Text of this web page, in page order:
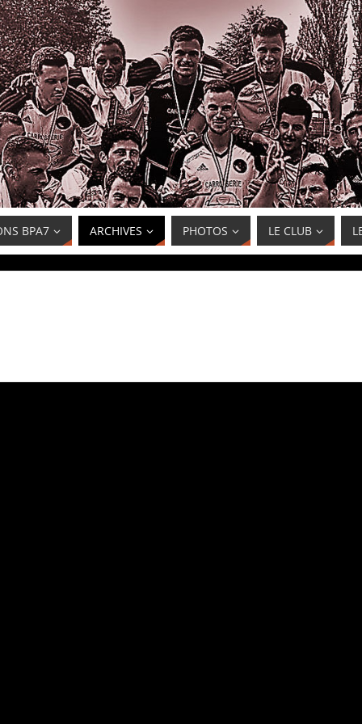
BPA7 ARCHIVES PHOTOS LE CLUB